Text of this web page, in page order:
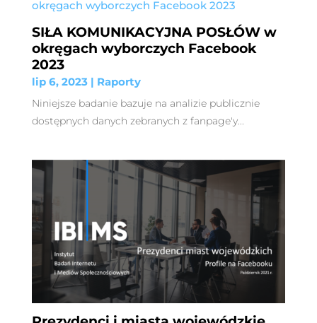
SIŁA KOMUNIKACYJNA POSŁÓW w
okręgach wyborczych Facebook
2023
lip 6, 2023| Raporty
Niniejsze badanie bazuje na analizie publicznie
dostępnych danych zebranych z fanpage'y...